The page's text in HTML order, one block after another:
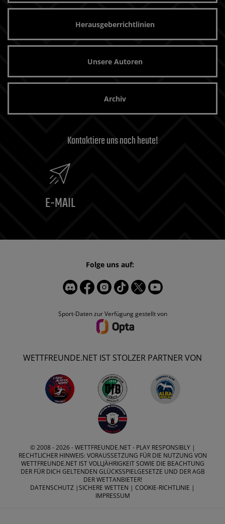
Herausgeberrichtlinien
Unsere Autoren
Archiv
Kontaktiere uns noch heute!
E-MAIL
Sport-Daten zur Verfügung gestellt von
Folge uns auf:
WETTFREUNDE.NET IST STOLZER PARTNER VON
© 2008 - 2026 -WETTFREUNDE.NET- PLAY RESPONSIBLY |
RECHTLICHER HINWEIS: VORAUSSETZUNG FÜR DIE NUTZUNG VON
WETTFREUNDE.NET IST VOLLJÄHRIGKEIT SOWIE DIE BEACHTUNG
DER FÜR DICH GELTENDEN GLÜCKSSPIELGESETZE UND DER AGB
DER WETTANBIETER!
DATENSCHUTZ |SICHERE WETTEN | COOKIE-RICHTLINIE |
IMPRESSUM